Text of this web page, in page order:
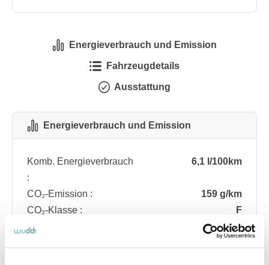
Energieverbrauch und Emission
Fahrzeugdetails
Ausstattung
Energieverbrauch und Emission
Komb. Energieverbrauch
:
6,1 l/100km
CO₂-Emission :
159 g/km
CO₂-Klasse :
F